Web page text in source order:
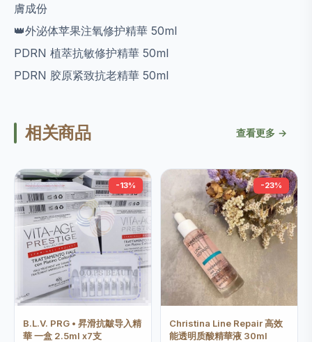
膚成份
👑外泌体苹果注氧修护精華 50ml
PDRN 植萃抗敏修护精華 50ml
PDRN 胶原紧致抗老精華 50ml
相关商品 查看更多 →
-13%
B.L.V. PRG • 昇滑抗皺导入精
華 一盒 2.5ml x7支
-23%
Christina Line Repair 高效
能透明质酸精華液 30ml